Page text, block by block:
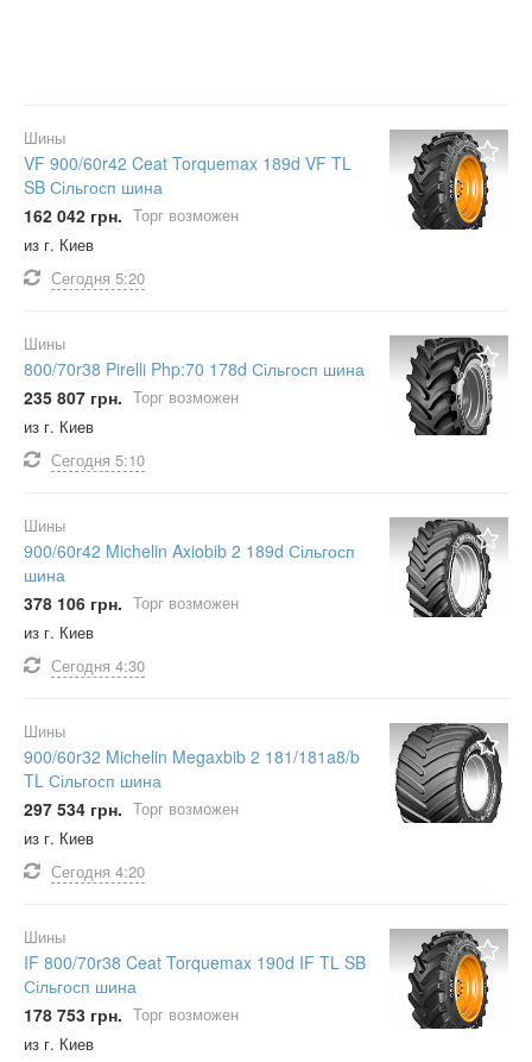
Шины
VF 900/60r42 Ceat Torquemax 189d VF TL
SB Сільгосп шина
162 042 грн. Торг возможен
из г. Киев
Сегодня 5:20
Шины
800/70r38 Pirelli Php:70 178d Сільгосп шина
235 807 грн. Торг возможен
из г. Киев
Сегодня 5:10
Шины
900/60r42 Michelin Axiobib 2 189d Сільгосп
шина
378 106 грн. Торг возможен
из г. Киев
Сегодня 4:30
Шины
900/60r32 Michelin Megaxbib 2 181/181a8/b
TL Сільгосп шина
297 534 грн. Торг возможен
из г. Киев
Сегодня 4:20
Шины
IF 800/70r38 Ceat Torquemax 190d IF TL SB
Сільгосп шина
178 753 грн. Торг возможен
из г. Киев